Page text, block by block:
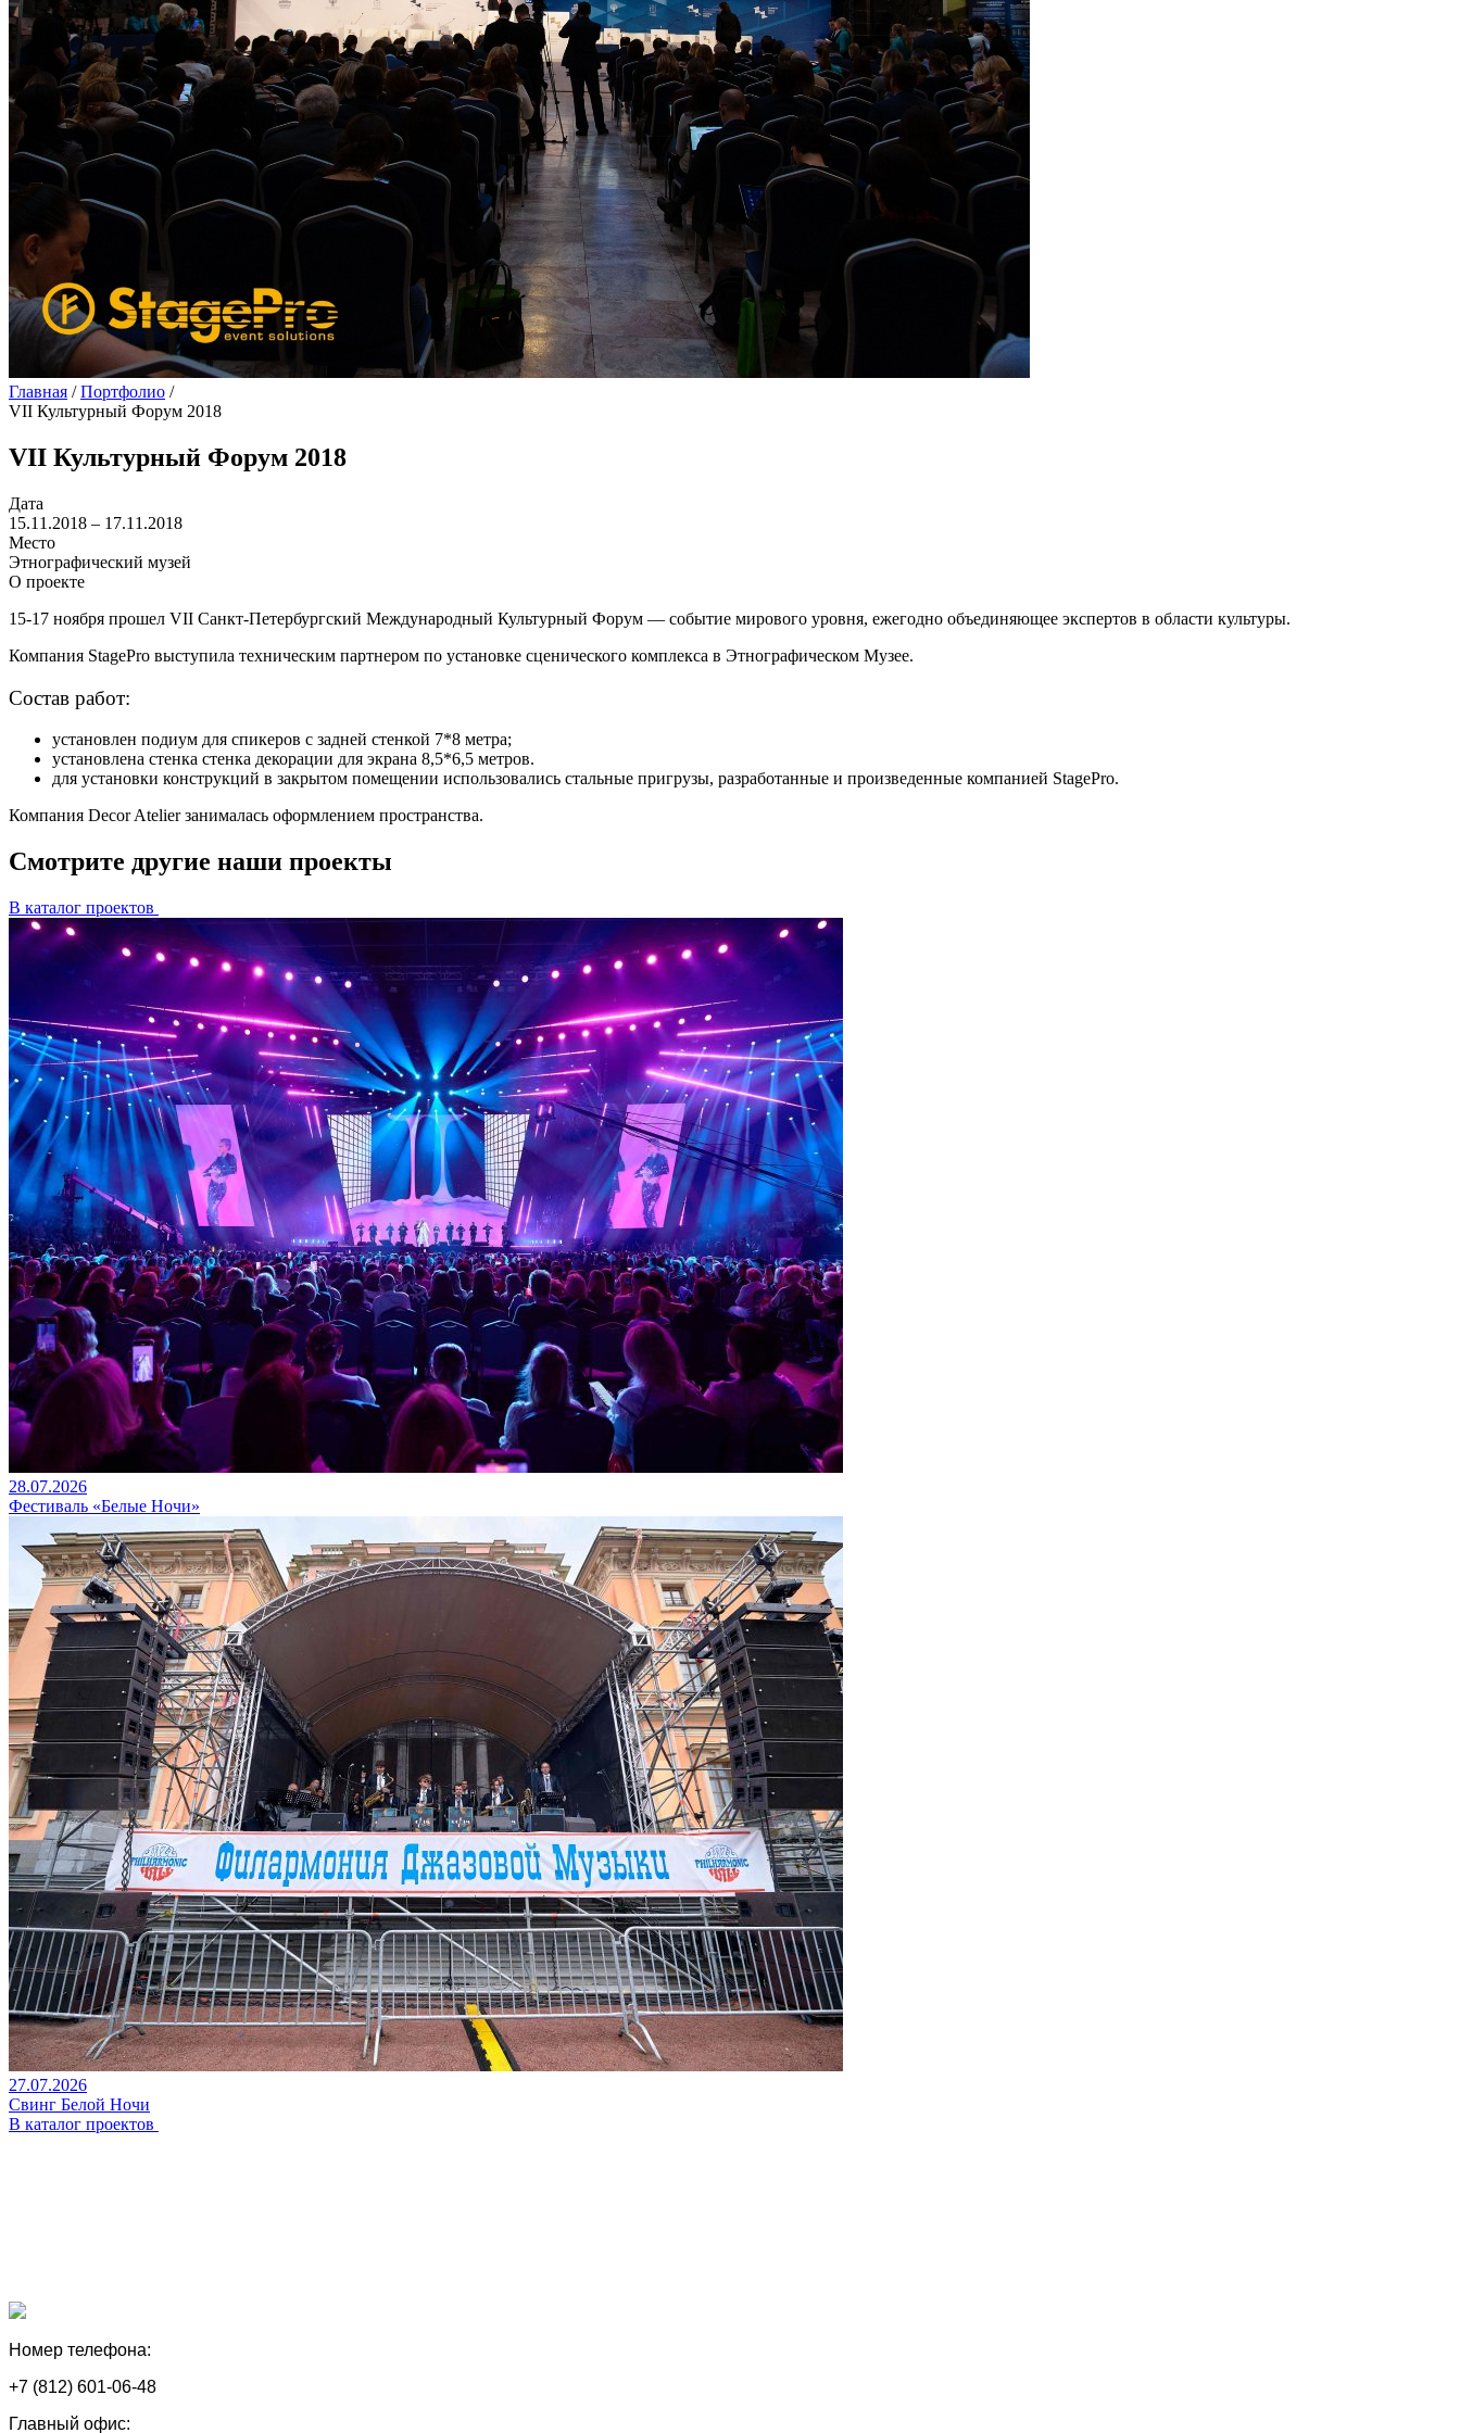
Главная / Портфолио /
VII Культурный Форум 2018
VII Культурный Форум 2018
Дата
15.11.2018 – 17.11.2018
Место
Этнографический музей
О проекте
15-17 ноября прошел VII Санкт-Петербургский Международный Культурный Форум — событие мирового уровня, ежегодно объединяющее экспертов в области культуры.
Компания StagePro выступила техническим партнером по установке сценического комплекса в Этнографическом Музее.
Состав работ:
установлен подиум для спикеров с задней стенкой 7*8 метра;
установлена стенка стенка декорации для экрана 8,5*6,5 метров.
для установки конструкций в закрытом помещении использовались стальные пригрузы, разработанные и произведенные компанией StagePro.
Компания Decor Atelier занималась оформлением пространства.
Смотрите другие наши проекты
В каталог проектов
28.07.2026
Фестиваль «Белые Ночи»
27.07.2026
Свинг Белой Ночи
В каталог проектов
Номер телефона:
+7 (812) 601-06-48
Главный офис: